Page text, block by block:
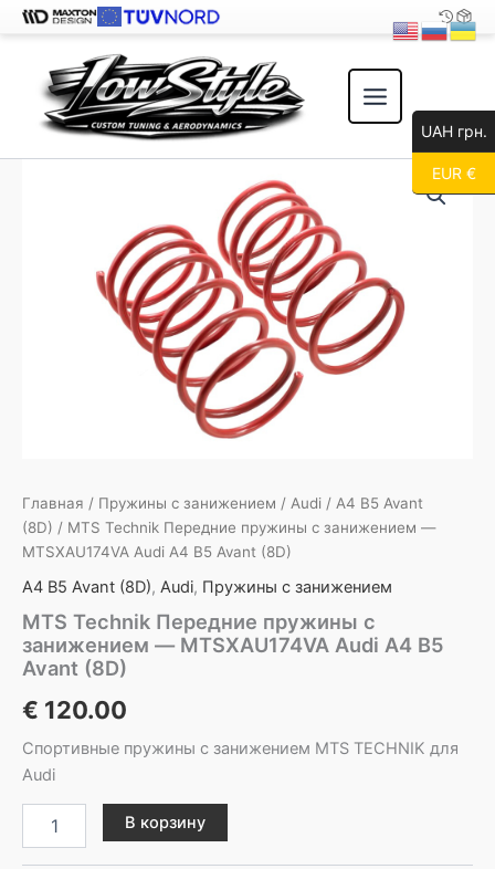
содержимому
Главная / Пружины с занижением / Audi / A4 B5 Avant
(8D) / MTS Technik Передние пружины с занижением —
MTSXAU174VA Audi A4 B5 Avant (8D)
A4 B5 Avant (8D), Audi, Пружины с занижением
MTS Technik Передние пружины с
занижением — MTSXAU174VA Audi A4 B5
Avant (8D)
€ 120.00
Спортивные пружины с занижением MTS TECHNIK для
Audi
товара
В корзину
UAH грн.
EUR €